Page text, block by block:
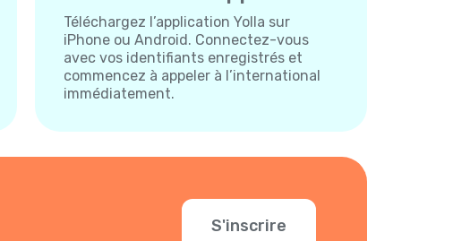
Téléchargez l’application Yolla sur
iPhone ou Android. Connectez-vous
avec vos identifiants enregistrés et
commencez à appeler à l’international
immédiatement.
S'inscrire